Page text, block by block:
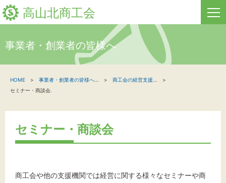
高山北商工会
新着情報
関係機関の方へ
お問い合わせ
事業者・創業者の皆様へ
HOME 事業者・創業者の皆様へ 商工会の経営支援
セミナー・商談会.
セミナー・商談会
商工会や他の支援機関では経営に関する様々なセミナーや商